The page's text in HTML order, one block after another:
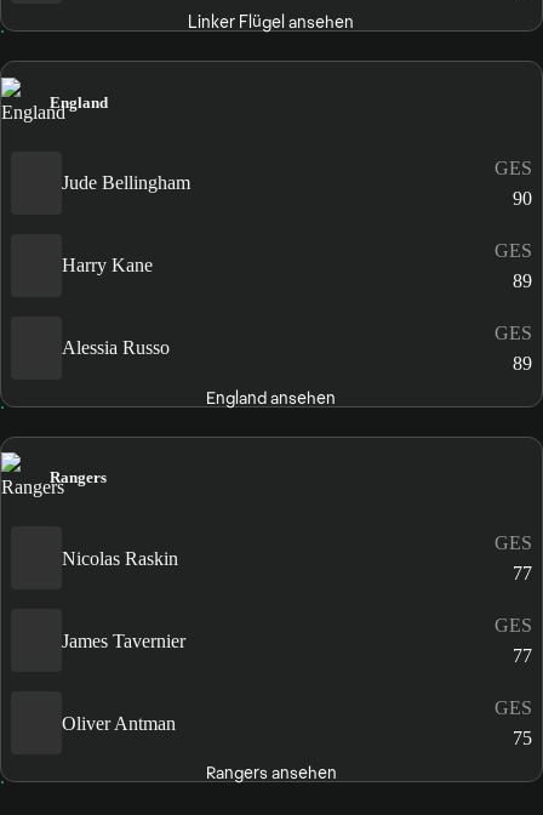
Linker Flügel ansehen
England
Jude Bellingham
GES
90
Harry Kane
GES
89
Alessia Russo
GES
89
England ansehen
Rangers
Nicolas Raskin
GES
77
James Tavernier
GES
77
Oliver Antman
GES
75
Rangers ansehen